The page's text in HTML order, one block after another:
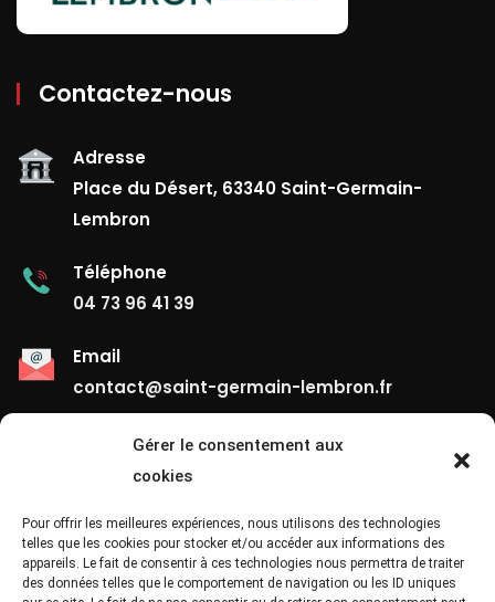
Gérer le consentement aux
cookies
Pour offrir les meilleures expériences, nous utilisons des technologies
telles que les cookies pour stocker et/ou accéder aux informations des
appareils. Le fait de consentir à ces technologies nous permettra de traiter
des données telles que le comportement de navigation ou les ID uniques
Contactez-nous
Adresse
Place du Désert, 63340 Saint-Germain-
Lembron
Téléphone
04 73 96 41 39
Email
contact@saint-germain-lembron.fr
Liens Utiles
Contact
Mentions Légales